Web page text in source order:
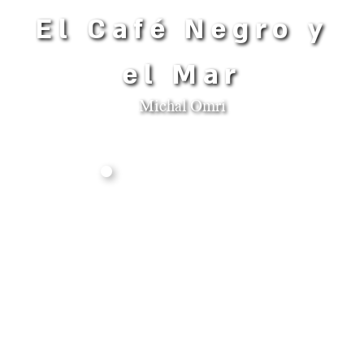
El Café Negro y
el Mar
Michal Omri